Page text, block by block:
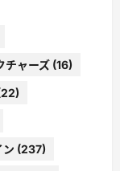
チャーズ (16)
ン (237)